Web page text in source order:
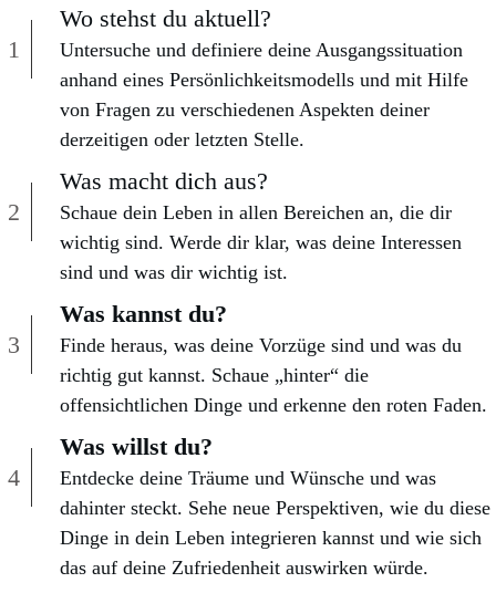
1
Wo stehst du aktuell?
Untersuche und definiere deine Ausgangssituation
anhand eines Persönlichkeitsmodells und mit Hilfe
von Fragen zu verschiedenen Aspekten deiner
derzeitigen oder letzten Stelle.
2
Was macht dich aus?
Schaue dein Leben in allen Bereichen an, die dir
wichtig sind. Werde dir klar, was deine Interessen
sind und was dir wichtig ist.
3
Was kannst du?
Finde heraus, was deine Vorzüge sind und was du
richtig gut kannst. Schaue „hinter“ die
offensichtlichen Dinge und erkenne den roten Faden.
4
Was willst du?
Entdecke deine Träume und Wünsche und was
dahinter steckt. Sehe neue Perspektiven, wie du diese
Dinge in dein Leben integrieren kannst und wie sich
das auf deine Zufriedenheit auswirken würde.